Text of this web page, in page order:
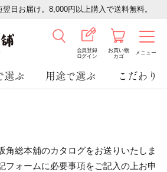
日お届け。8,000円以上購入で送料無料。
会員登録
ログイン
お買い物
カゴ
メニュー
選ぶ 用途で選ぶ こだわり
角総本舖のカタログをお送りいたしま
フォームに必要事項をご記入の上お申